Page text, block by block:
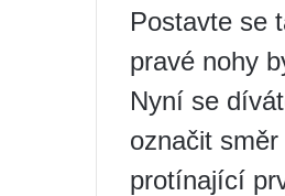
Postavte se
pravé nohy
Nyní se
označit
protínající